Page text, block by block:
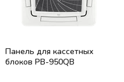
Панель для кассетных
блоков PB-950QB